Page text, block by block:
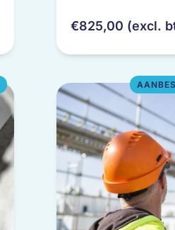
€825,00 (excl.
kan
op
de
productpagina